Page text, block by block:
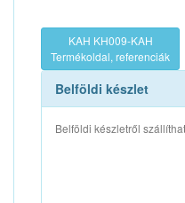
KAH KH009-KAH
Termékoldal, referenciák
Belföldi készlet
Belföldi készletről